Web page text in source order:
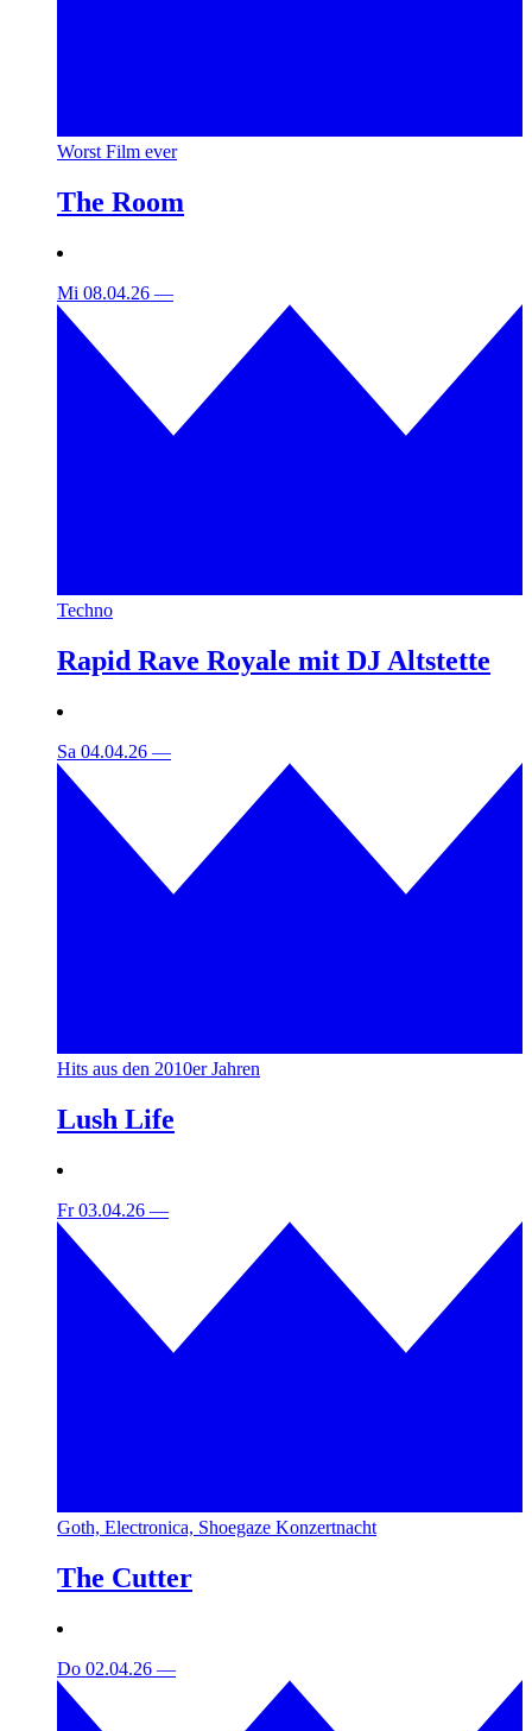
Worst Film ever
The Room
Mi 08.04.26 —
Techno
Rapid Rave Royale mit DJ Altstette
Sa 04.04.26 —
Hits aus den 2010er Jahren
Lush Life
Fr 03.04.26 —
Goth, Electronica, Shoegaze Konzertnacht
The Cutter
Do 02.04.26 —